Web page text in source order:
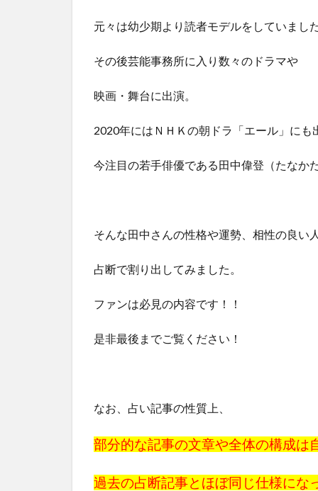
元々は幼少期より読者モデルをしていました
その後芸能事務所に入り数々のドラマや
映画・舞台に出演。
2020年にはＮＨＫの朝ドラ「エール」にも
今注目の若手俳優である田中偉登（たなか
そんな田中さんの性格や運勢、相性の良い
占断で割り出してみました。
ファンは必見の内容です！！
是非最後までご覧ください！
なお、占い記事の性質上、
部分的な記事の文章や全体の構成は
過去の占断記事と ほぼ同じ仕様にな